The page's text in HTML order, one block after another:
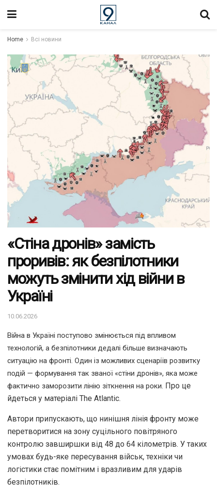
Home Всі новини
«Стіна дронів» замість
проривів: як безпілотники
можуть змінити хід війни в
Україні
10.06.2026
Війна в Україні поступово змінюється під впливом
технологій, а безпілотники дедалі більше визначають
ситуацію на фронті. Один із можливих сценаріїв розвитку
подій — формування так званої «стіни дронів», яка може
фактично заморозити лінію зіткнення на роки. Про це
йдеться у матеріалі The Atlantic.
Автори припускають, що нинішня лінія фронту може
перетворитися на зону суцільного повітряного
контролю завширшки від 48 до 64 кілометрів. У таких
умовах будь-яке пересування військ, техніки чи
логістики стає помітним і вразливим для ударів
безпілотників.